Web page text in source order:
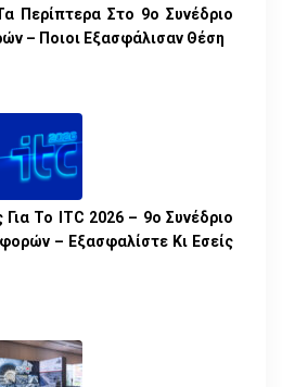
Περίπτερα Στο 9ο Συνέδριο
– Ποιοι Εξασφάλισαν Θέση
Το ITC 2026 – 9ο Συνέδριο
– Εξασφαλίστε Κι Εσείς